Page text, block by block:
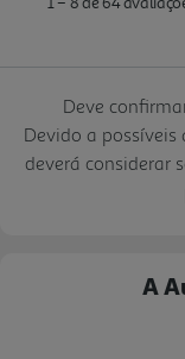
Deve
Devido a possíveis
deverá considerar
A